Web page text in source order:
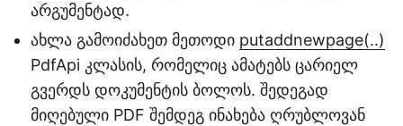
არგუმენტად.
ახლა გამოიძახეთ მეთოდი putaddnewpage(..)
PdfApi კლასის, რომელიც ამატებს ცარიელ
გვერდს დოკუმენტის ბოლოს. შედეგად
მიღებული PDF შემდეგ ინახება ღრუბლოვან